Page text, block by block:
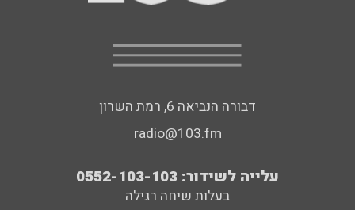
דבורה הנביאה 6, רמת השרון
radio@103.fm
עלייה לשידור: 0552-103-103
בעלות שיחה רגילה